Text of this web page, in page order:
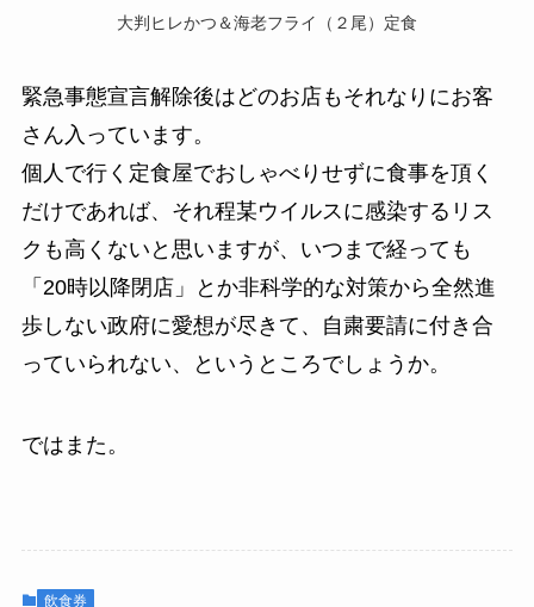
大判ヒレかつ＆海老フライ（２尾）定食
緊急事態宣言解除後はどのお店もそれなりにお客
さん入っています。
個人で行く定食屋でおしゃべりせずに食事を頂く
だけであれば、それ程某ウイルスに感染するリス
クも高くないと思いますが、いつまで経っても
「20時以降閉店」とか非科学的な対策から全然進
歩しない政府に愛想が尽きて、自粛要請に付き合
っていられない、というところでしょうか。
ではまた。
飲食券